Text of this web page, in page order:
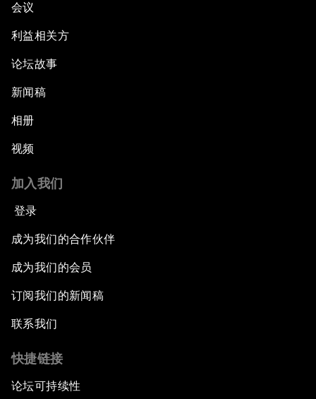
会议
利益相关方
论坛故事
新闻稿
相册
视频
加入我们
登录
成为我们的合作伙伴
成为我们的会员
订阅我们的新闻稿
联系我们
快捷链接
论坛可持续性